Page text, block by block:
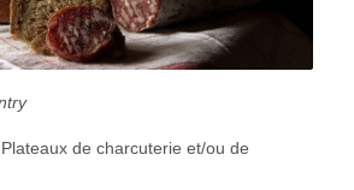
de charcuterie et/ou de